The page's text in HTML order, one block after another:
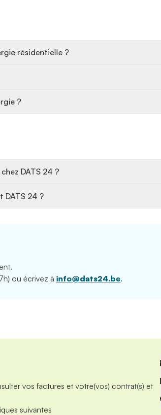
résidentielle ?
?
DATS 24 ?
DATS 24 ?
ou écrivez à info@dats24.be.
vos factures et votre(vos) contrat(s) et
suivantes